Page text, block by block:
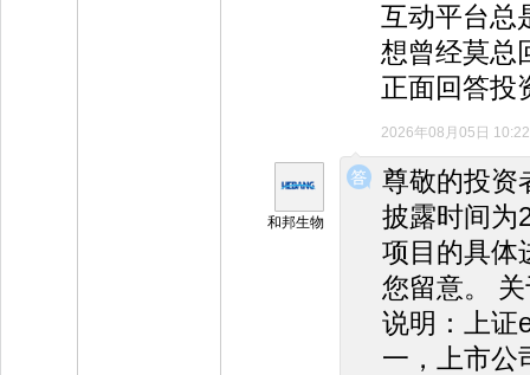
互动平台总
想曾经莫总
正面回答投
2026年08月05日 10:22
◆
◆
和邦生物
尊敬的投资
披露时间为
项目的具体
您留意。
说明：上证
一，上市